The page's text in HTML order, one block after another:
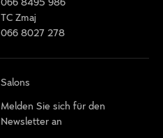
066 8495 986
TC Zmaj
066 8027 278
Salons
Melden Sie sich für den
Newsletter an